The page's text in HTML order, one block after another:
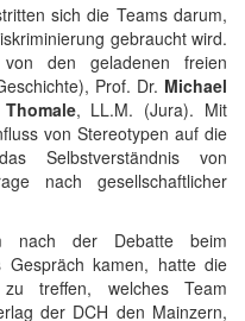
sich die Teams darum,
gebraucht wird.
den geladenen freien
Prof. Dr. Michael
, LL.M. (Jura). Mit
von Stereotypen auf die
Selbstverständnis von
nach gesellschaftlicher
nach der Debatte beim
kamen, hatte die
treffen, welches Team
der DCH den Mainzern,